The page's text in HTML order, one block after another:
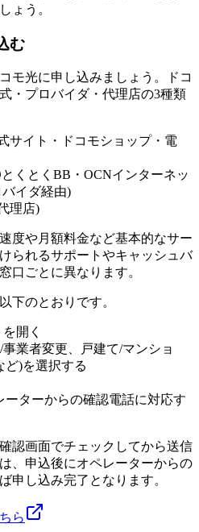
ょう。
む
モ光に申し込みましょう。ドコ
・プロバイダ・代理店の3種類
サイト・ドコモショップ・電
くとくBB・OCNインターネッ
バイダ経由)
理店)
度や月額料金など基本的なサー
られるサポートやキャッシュバ
口ごとに異なります。
下のとおりです。
開く
業者変更、戸建て/マンショ
ど)を選択する
ーターからの確認電話に対応す
認画面でチェックしてから送信
、申込後にオペレーターからの
申し込み完了となります。
ら